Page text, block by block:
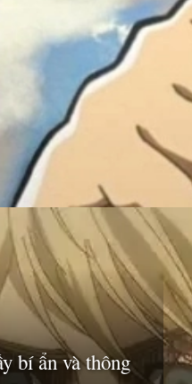
armin
bí ẩn và thông